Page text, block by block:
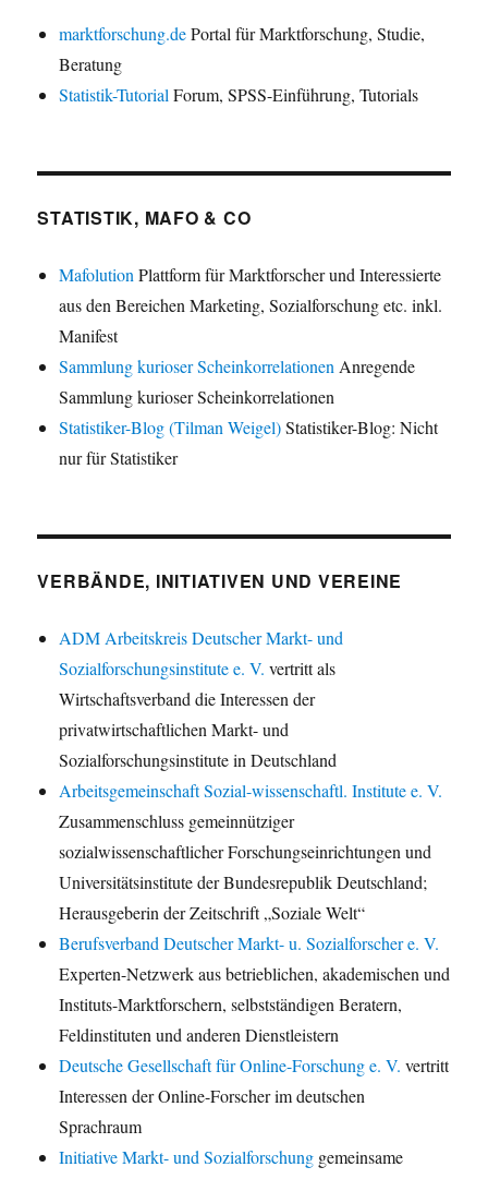
marktforschung.dePortal für Marktforschung, Studie,
Beratung
Statistik-Tutorial Forum, SPSS-Einführung, Tutorials
STATISTIK, MAFO & CO
Mafolution Plattform für Marktforscher und Interessierte
aus den Bereichen Marketing, Sozialforschung etc. inkl.
Manifest
Sammlung kurioser Scheinkorrelationen Anregende
Sammlung kurioser Scheinkorrelationen
Statistiker-Blog (Tilman Weigel)Statistiker-Blog: Nicht
nur für Statistiker
VERBÄNDE, INITIATIVEN UND VEREINE
ADM Arbeitskreis Deutscher Markt- und
Sozialforschungsinstitute e. V. vertritt als
Wirtschaftsverband die Interessen der
privatwirtschaftlichen Markt- und
Sozialforschungsinstitute in Deutschland
Arbeitsgemeinschaft Sozial-wissenschaftl. Institute e. V.
Zusammenschluss gemeinnütziger
sozialwissenschaftlicher Forschungseinrichtungen und
Universitätsinstitute der Bundesrepublik Deutschland;
Herausgeberin der Zeitschrift „Soziale Welt“
Berufsverband Deutscher Markt- u. Sozialforscher e. V.
Experten-Netzwerk aus betrieblichen, akademischen und
Instituts-Marktforschern, selbstständigen Beratern,
Feldinstituten und anderen Dienstleistern
Deutsche Gesellschaft für Online-Forschung e. V. vertritt
Interessen der Online-Forscher im deutschen
Sprachraum
Initiative Markt- und Sozialforschung gemeinsame